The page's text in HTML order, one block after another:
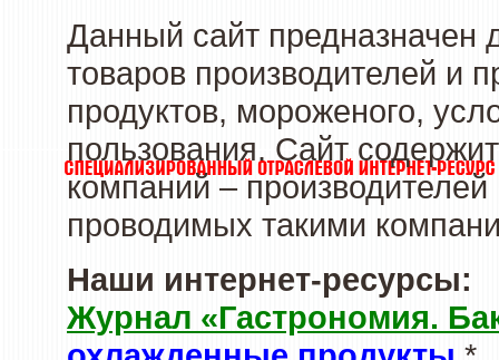
Данный сайт предназначен
товаров производителей и
продуктов, мороженого,
пользования. Сайт
компаний –
проводимых такими
Наши интернет-ресурсы:
Журнал «Гастрономия.